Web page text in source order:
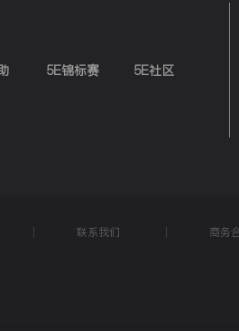
5E锦标赛 5E社区
联系我们 商务